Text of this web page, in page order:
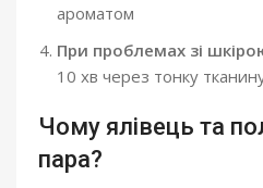
ароматом
При проблемах зі
10 хв через тонку
Чому ялівець та
пара?